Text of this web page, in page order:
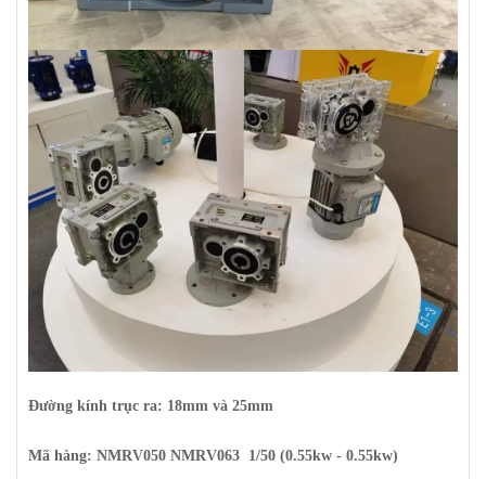
Đường kính trục ra: 18mm và 25mm
Mã hàng: NMRV050 NMRV063 1/50 (0.55kw - 0.55kw)